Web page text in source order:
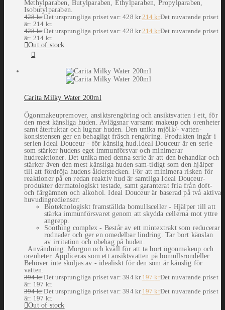
Methylparaben, Butylparaben, Ethylparaben, Propylparaben,
Isobutylparaben.
428kr Det ursprungliga priset var: 428 kr.214krDet nuvarande priset
är: 214 kr.
428kr Det ursprungliga priset var: 428 kr.214krDet nuvarande priset
är: 214 kr.
Out of stock
Carita Milky Water 200ml
Ögonmakeupremover, ansiktsrengöring och ansiktsvatten i ett, för
den mest känsliga huden. Avlägsnar varsamt makeup och orenheter
samt återfuktar och lugnar huden. Den unika mjölk/- vatten-
konsistensen ger en behagligt fräsch rengöring. Produkten ingår i
serien Ideal Douceur - för känslig hud.Ideal Douceur är en serie
som stärker hudens eget immunförsvar och minimerar
hudreaktioner. Det unika med denna serie är att den behandlar och
stärker även den mest känsliga huden sam-ti­digt som den hjälper
till att fördröja hudens ålderstecken. För att minimera risken för
reaktioner på en redan reaktiv hud är samtliga Ideal Douceur-
produkter dermatologiskt testade, samt garanterat fria från doft-
och färgämnen och alkohol. Ideal Douceur är baserad på två aktiva
huvudingredienser:
Bioteknologiskt framställda bomullsceller - Hjälper till att
stärka immunförsvaret genom att skydda cellerna mot yttre
angrepp.
Soothing complex - Består av ett mintextrakt som reducerar
rodnader och ger en omedelbar lindring. Tar bort känslan
av irritation och obehag på huden.
Användning: Morgon och kväll för att ta bort ögonmakeup och
orenheter. Appliceras som ett ansiktsvatten på bomullsrondeller.
Behöver inte sköljas av - idealiskt för den som är känslig för
vatten.
394kr Det ursprungliga priset var: 394 kr.197krDet nuvarande priset
är: 197 kr.
394kr Det ursprungliga priset var: 394 kr.197krDet nuvarande priset
är: 197 kr.
Out of stock